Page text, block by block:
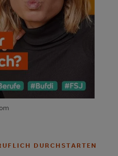
DURCHSTARTEN